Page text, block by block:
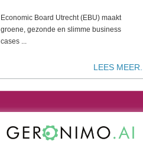
Economic Board Utrecht (EBU) maakt
groene, gezonde en slimme business
cases ...
LEES MEER...